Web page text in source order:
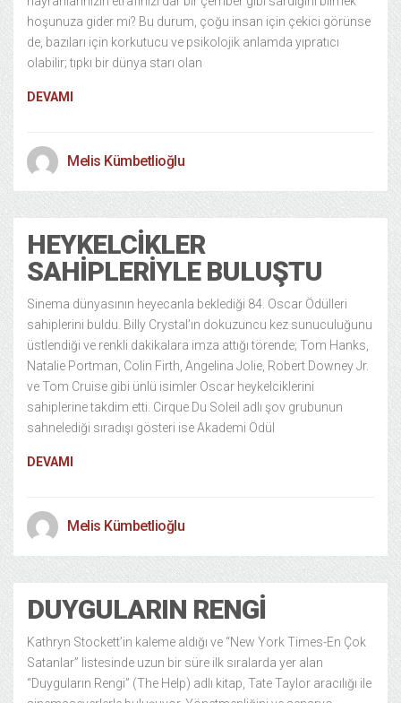
hoşunuza gider mi? Bu durum, çoğu insan için çekici görünse
de, bazıları için korkutucu ve psikolojik anlamda yıpratıcı
olabilir; tıpkı bir dünya starı olan
DEVAMI
Melis Kümbetlioğlu
HEYKELCIKLER
SAHIPLERIYLE BULUŞTU
Sinema dünyasının heyecanla beklediği 84. Oscar Ödülleri
sahiplerini buldu. Billy Crystal’ın dokuzuncu kez sunuculuğunu
üstlendiği ve renkli dakikalara imza attığı törende; Tom Hanks,
Natalie Portman, Colin Firth, Angelina Jolie, Robert Downey Jr.
ve Tom Cruise gibi ünlü isimler Oscar heykelciklerini
sahiplerine takdim etti. Cirque Du Soleil adlı şov grubunun
sahnelediği sıradışı gösteri ise Akademi Ödül
DEVAMI
Melis Kümbetlioğlu
DUYGULARIN RENGI
Kathryn Stockett’in kaleme aldığı ve “New York Times-En Çok
Satanlar” listesinde uzun bir süre ilk sıralarda yer alan
“Duyguların Rengi” (The Help) adlı kitap, Tate Taylor aracılığı ile